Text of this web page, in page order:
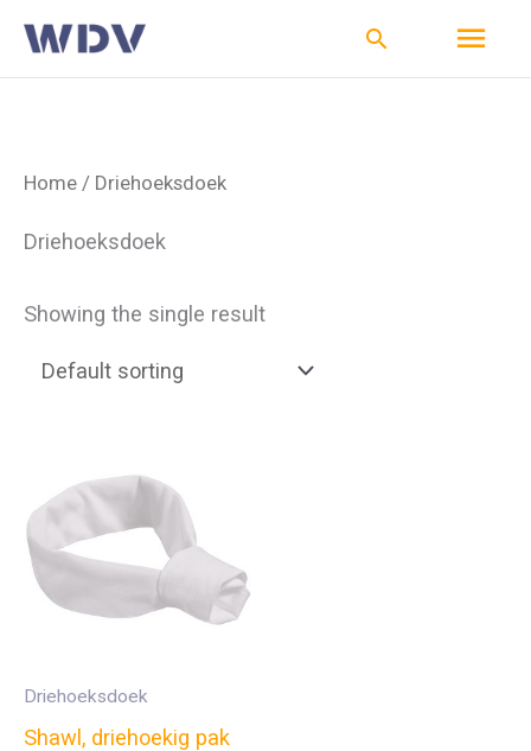
Ga
naar
Zoeken
Home / Driehoeksdoek
Driehoeksdoek
Showing the single result
Driehoeksdoek
Shawl, driehoekig pak